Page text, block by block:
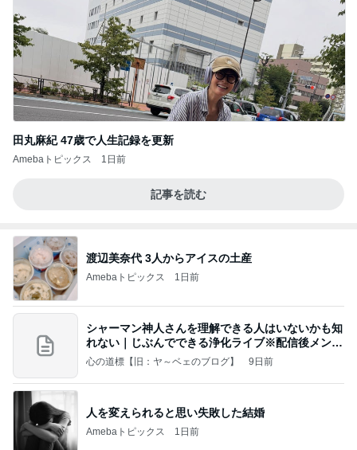
田丸麻紀 47歳で人生記録を更新
Amebaトピックス 1日前
記事を読む
渡辺美奈代 3人からアイスの土産
Amebaトピックス 1日前
シャーマン神人さんを理解できる人はいないかも知
れない｜じぶんでできる浄化ライブ※配信後メンバ
ー限
心の道標【旧：ヤ～ベェのブログ】 9日前
人を変えられると思い失敗した結婚
Amebaトピックス 1日前